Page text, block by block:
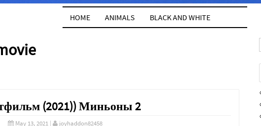
HOME ANIMALS BLACK AND WHITE
(2021)) Миньоны 2
May 13, 2021| joyhaddon82458